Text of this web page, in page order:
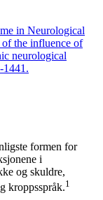
in Neurological
the influence of
neurological
1441.
formen for
i
og skuldre,
kroppsspråk.1